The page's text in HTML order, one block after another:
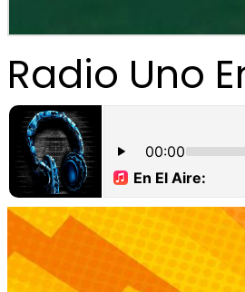
Radio Uno